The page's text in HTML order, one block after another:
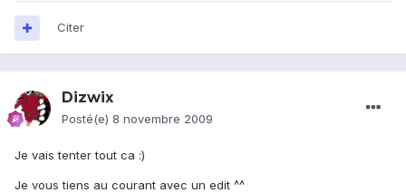
Citer
Dizwix
Posté(e) 8 novembre 2009
Je vais tenter tout ca :)
Je vous tiens au courant avec un edit ^^